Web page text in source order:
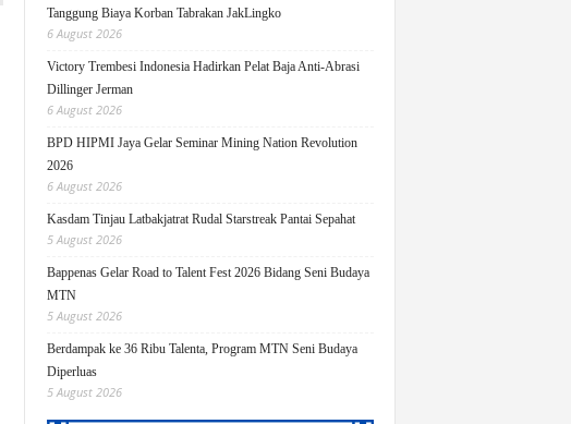
Tanggung Biaya Korban Tabrakan JakLingko
6 August 2026
Victory Trembesi Indonesia Hadirkan Pelat Baja Anti-Abrasi
Dillinger Jerman
6 August 2026
BPD HIPMI Jaya Gelar Seminar Mining Nation Revolution
2026
6 August 2026
Kasdam Tinjau Latbakjatrat Rudal Starstreak Pantai Sepahat
5 August 2026
Bappenas Gelar Road to Talent Fest 2026 Bidang Seni Budaya
MTN
5 August 2026
Berdampak ke 36 Ribu Talenta, Program MTN Seni Budaya
Diperluas
5 August 2026